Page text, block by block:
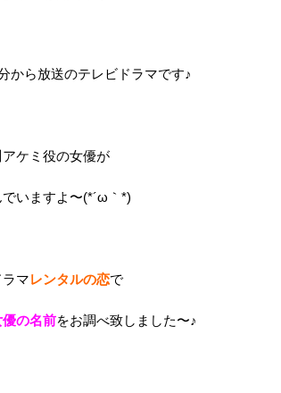
から放送のテレビドラマです♪
ケミ役の女優が
いますよ〜(*´ω｀*)
マレンタルの恋で
の名前をお調べ致しました〜♪